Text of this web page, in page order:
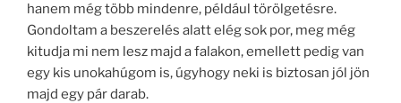
hanem még több mindenre, például törölgetésre.
Gondoltam a beszerelés alatt elég sok por, meg még
kitudja mi nem lesz majd a falakon, emellett pedig van
egy kis unokahúgom is, úgyhogy neki is biztosan jól jön
majd egy pár darab.